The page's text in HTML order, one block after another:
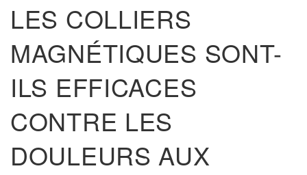
LES COLLIERS
MAGNÉTIQUES SONT-
ILS EFFICACES
CONTRE LES
DOULEURS AUX